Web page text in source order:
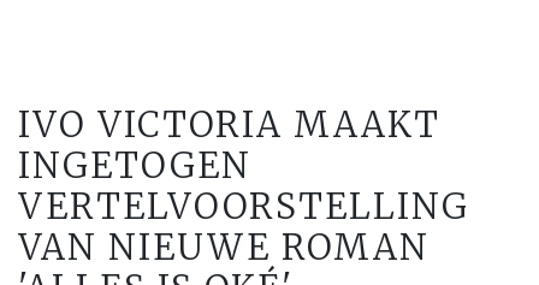
IVO VICTORIA MAAKT
INGETOGEN
VERTELVOORSTELLING
VAN NIEUWE ROMAN